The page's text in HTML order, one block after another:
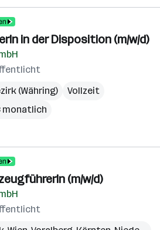
in der Disposition (m/w/d)
(Währing)
Vollzeit
monatlich
(m/w/d)